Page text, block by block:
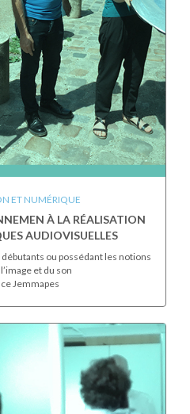
ET NUMÉRIQUE
À LA RÉALISATION
AUDIOVISUELLES
ou possédant les notions
et du son
Jemmapes